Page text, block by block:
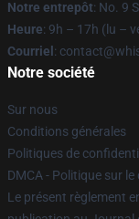
Notre entrepôt: No. 9
Heure: 9h – 17h (lu –
Courriel:
Notre société
Sur nous
Conditions générales
Politiques de
DMCA - Politique sur
Le présent règlement